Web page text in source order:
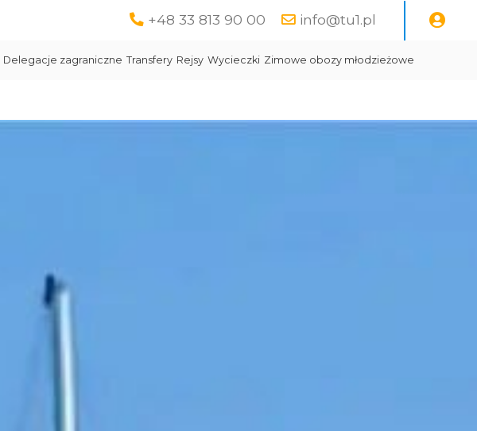
+48 33 813 90 00 info@tu1.pl
Delegacje zagraniczne Transfery Rejsy Wycieczki Zimowe obozy młodzieżowe